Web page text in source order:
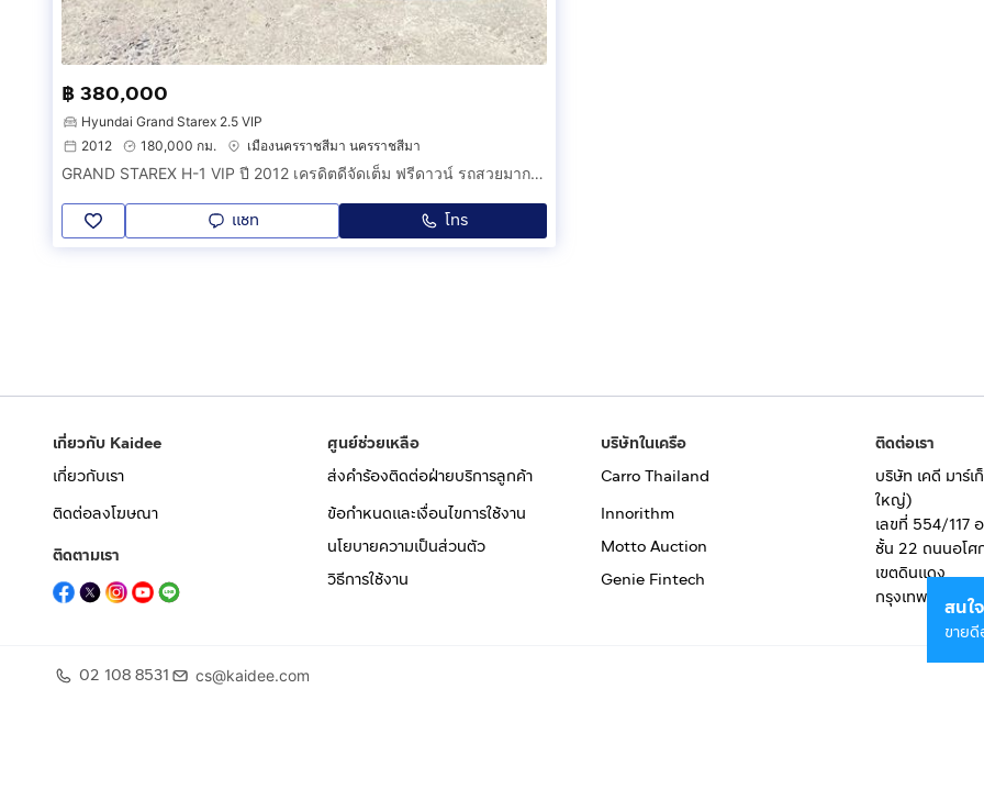
฿ 380,000
Hyundai Grand Starex 2.5 VIP
2012
180,000 กม. เมืองนครราชสีมา นครราชสีมา
GRAND STAREX H-1 VIP ปี 2012 เครดิตดีจัดเต็ม ฟรีดาวน์ รถสวยมากไม่มีชนใช้งงานได้เลย รับเทริ์นรถมือสอง 0856845919
แชท โทร
เกี่ยวกับ Kaidee
เกี่ยวกับเรา
ติดต่อลงโฆษณา
ติดตามเรา
ศูนย์ช่วยเหลือ
ส่งคำร้องติดต่อฝ่ายบริการลูกค้า
ข้อกำหนดและเงื่อนไขการใช้งาน
นโยบายความเป็นส่วนตัว
วิธีการใช้งาน
บริษัทในเครือ
Carro Thailand
Innorithm
Motto Auction
Genie Fintech
ติดต่อเรา
บริษัท เคดี มาร์
ใหญ่)
เลขที่ 554/117
ชั้น 22 ถนนอโศ
เขตดินแดง
กรุงเทพมหานค
02 108 8531 cs@kaidee.com
สนใ
ขาย